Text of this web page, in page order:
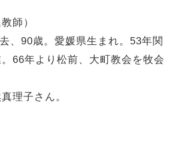
師）
、90歳。愛媛県生まれ。53年関
66年より松前、大町教会を牧会
理子さん。